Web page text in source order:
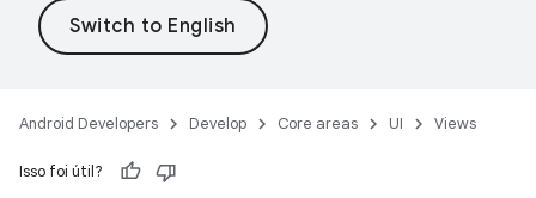
Android Developers Develop Core areas UI Views
Isso foi útil?